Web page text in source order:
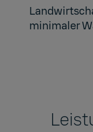
minimaler